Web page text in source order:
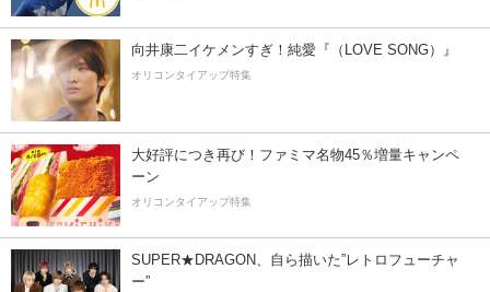
向井康二イケメンすぎ！純愛『（LOVE SONG）』
オリコンタイアップ特集
大好評につき再び！ファミマ名物45％増量キャンペ
ーン
オリコンタイアップ特集
SUPER★DRAGON、自ら描いた”レトロフューチャ
ー”